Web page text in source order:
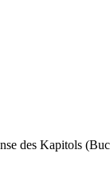
des Kapitols